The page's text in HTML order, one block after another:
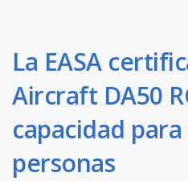
La EASA
Aircraft DA50
capacidad
personas